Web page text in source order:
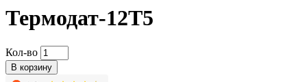
Термодат-12Т5
Кол-во
В корзину